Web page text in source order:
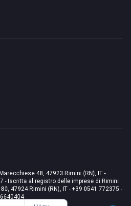
48, 47923 Rimini (RN), IT -
- Iscritta al registro delle imprese di Rimini
47924 Rimini (RN), IT - +39 0541 772375 -